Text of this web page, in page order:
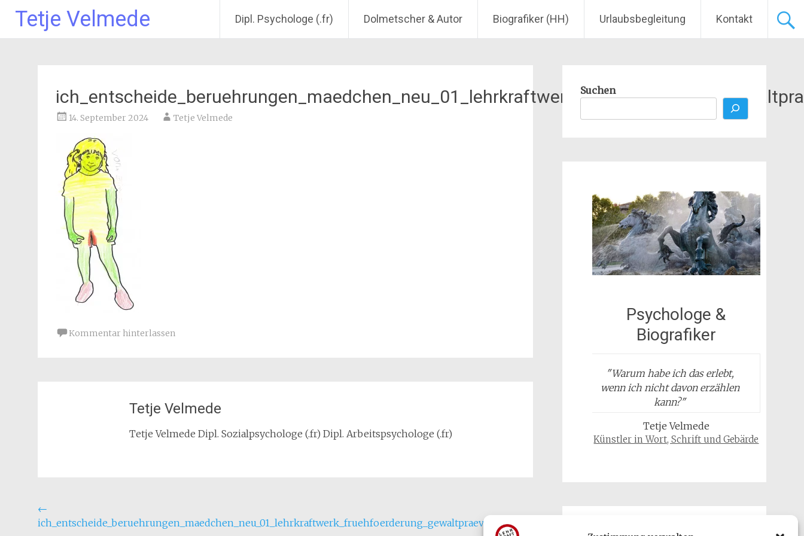
Tetje Velmede Dipl. Psychologe (.fr) Dolmetscher & Autor Biografiker (HH) Urlaubsbegleitung Kontakt
14. September 2024 Tetje Velmede
Kommentar hinterlassen
Tetje Velmede
Tetje Velmede Dipl. Sozialpsychologe (.fr) Dipl. Arbeitspsychologe (.fr)
Beitragsnavigation
←
ich_entscheide_beruehrungen_maedchen_neu_01_lehrkraftwerk_fruehfoerderung_gewaltpraevention_sexualler_missbrauch_von_maedchen
Suchen
Psychologe &
Biografiker
"Warum habe ich das erlebt,
wenn ich nicht davon erzählen
kann?"
Tetje Velmede
Künstler in Wort, Schrift und Gebärde